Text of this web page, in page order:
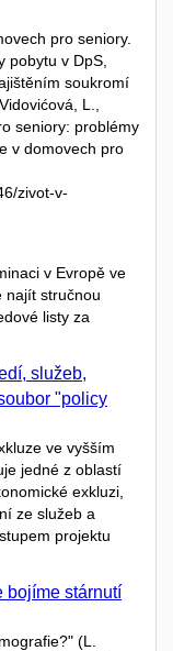
pro seniory.
pobytu v DpS,
soukromí
L.,
seniory: problémy
v domovech pro
zivot-v-
v Evropě ve
najít stručnou
listy za
služeb,
"policy
ve vyšším
jedné z oblastí
exkluzi,
ze služeb a
projektu
bojíme stárnutí
(L.